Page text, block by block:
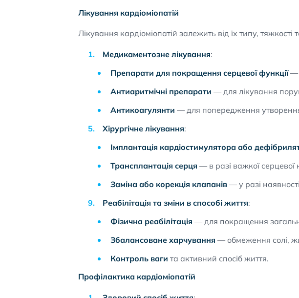
Лікування кардіоміопатій
Лікування кардіоміопатій залежить від їх типу, тяжкості
Медикаментозне лікування:
Препарати для покращення серцевої функції—
Антиаритмічні препарати — для лікування
Антикоагулянти — для попередження
Хірургічне лікування:
Імплантація кардіостимулятора або
Трансплантація серця — в разі важкої серцевої
Заміна або корекція клапанів — у разі
Реабілітація та зміни в способі життя:
Фізична реабілітація — для покращення
Збалансоване харчування — обмеження солі,
Контроль ваги та активний спосіб життя.
Профілактика кардіоміопатій